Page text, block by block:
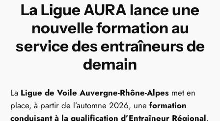
La Ligue AURA lance une
nouvelle formation au
service des entraîneurs de
demain
La Ligue de Voile Auvergne-Rhône-Alpes met en
place, à partir de l’automne 2026, uneformation
conduisant à la qualification d’Entraîneur Régional.